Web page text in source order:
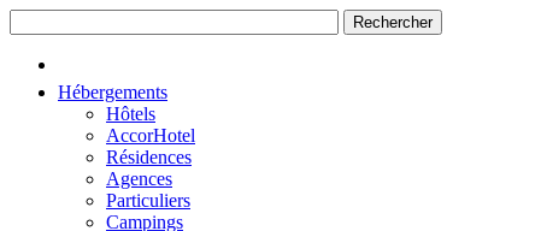
Hébergements
Hôtels
AccorHotel
Résidences
Agences
Particuliers
Campings